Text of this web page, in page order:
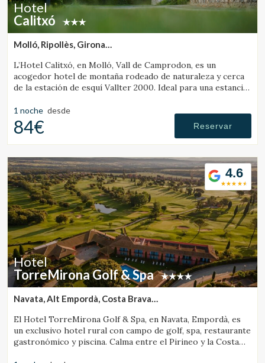
Hotel
Calitxó
Molló, Ripollès, Girona
L’Hotel Calitxó, en Molló, Vall de Camprodon, es un
acogedor hotel de montaña rodeado de naturaleza y cerca
de la estación de esquí Vallter 2000. Ideal para una estancia
1 noche desde
84€ Reservar
4.6
Hotel
TorreMirona Golf & Spa
Navata, Alt Empordà, Costa Brava
El Hotel TorreMirona Golf & Spa, en Navata, Empordà, es
un exclusivo hotel rural con campo de golf, spa, restaurante
gastronómico y piscina. Calma entre el Pirineo y la Costa